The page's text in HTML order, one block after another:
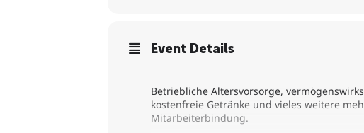
Event Details
Betriebliche Altersvorsorge,
kostenfreie Getränke und vieles weitere
Mitarbeiterbindung.